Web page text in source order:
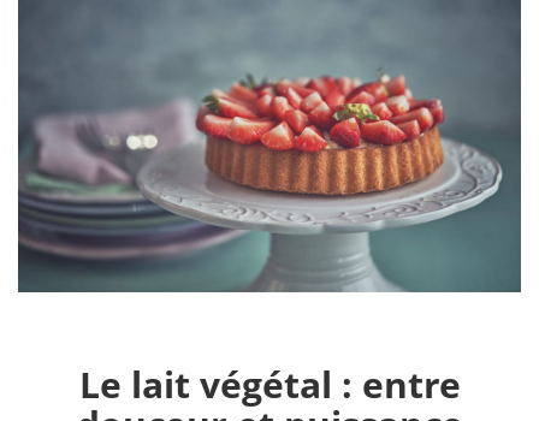
Le lait végétal : entre